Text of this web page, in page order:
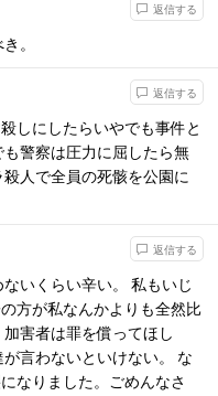
返信する
。
返信する
しにしたらいやでも事件と
警察は圧力に屈したら無
人で全員の死骸を公園に
返信する
いくらい辛い。 私もいじ
方が私なんかよりも全然比
害者は罪を償ってほし
言わないといけない。 な
なりました。ごめんなさ